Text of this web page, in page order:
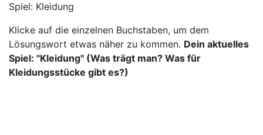
Spiel: Kleidung
Klicke auf die einzelnen Buchstaben, um dem
Lösungswort etwas näher zu kommen. Dein aktuelles
Spiel: "Kleidung" (Was trägt man? Was für
Kleidungsstücke gibt es?)